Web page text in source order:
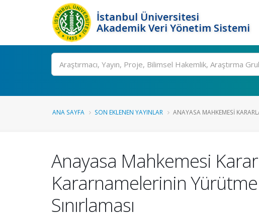
İstanbul Üniversitesi
Akademik Veri Yönetim Sistemi
Ara
ANA SAYFA SON EKLENEN YAYINLAR ANAYASA MAHKEMESI
Anayasa Mahkemesi
Kararnamelerinin Yürütme
Sınırlaması